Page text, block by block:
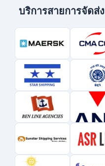
บริการสายการจัดส่ง